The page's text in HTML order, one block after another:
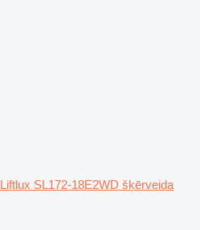
Liftlux SL172-18E2WD šķērveida